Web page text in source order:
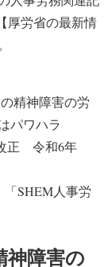
厚労省の最新情
精神障害の労
パワハラ
正 令和6年
SHEM人事労
神障害の